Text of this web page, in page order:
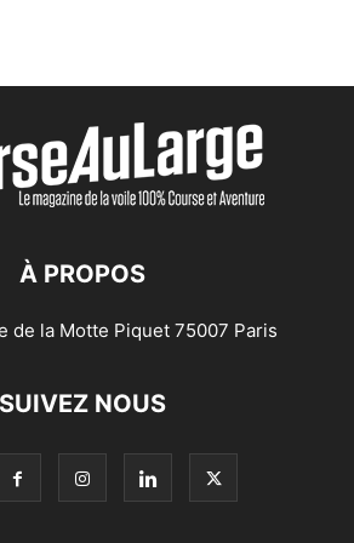
À PROPOS
de la Motte Piquet 75007 Paris
SUIVEZ NOUS